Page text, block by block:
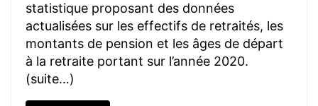
statistique proposant des données
actualisées sur les effectifs de retraités, les
montants de pension et les âges de départ
à la retraite portant sur l’année 2020.
(suite…)